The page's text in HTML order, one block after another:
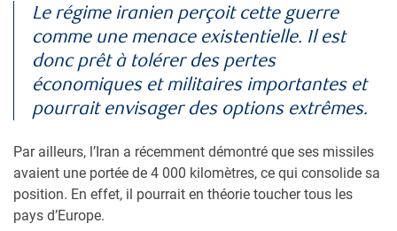
Le régime iranien perçoit cette guerre
comme une menace existentielle. Il est
donc prêt à tolérer des pertes
économiques et militaires importantes et
pourrait envisager des options extrêmes.
Par ailleurs, l’Iran a récemment démontré que ses missiles
avaient une portée de 4 000 kilomètres, ce qui consolide sa
position. En effet, il pourrait en théorie toucher tous les
pays d’Europe.